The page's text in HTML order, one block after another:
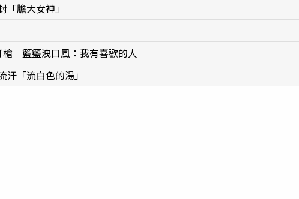
膽大女神」
槍 籃籃洩口風：我有喜歡的人
「流白色的湯」